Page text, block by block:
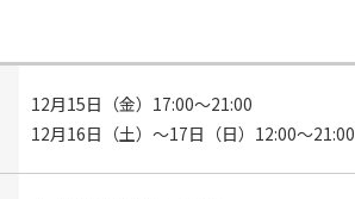
12月15日（金）17:00～21:00
12月16日（土）～17日（日）12:00～21:00